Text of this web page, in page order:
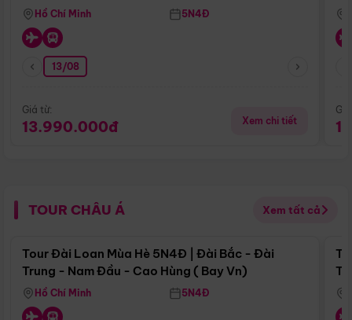
Singapore
Hồ Chí Minh 5N4Đ
13/08
Giá từ:
13.990.000đ Xem chi tiết
TOUR CHÂU Á Xem tất cả
Điểm nổi bật
Tour Đài Loan Mùa Hè 5N4Đ | Đài Bắc - Đài
Trung - Nam Đầu - Cao Hùng ( Bay Vn)
Hồ Chí Minh 5N4Đ